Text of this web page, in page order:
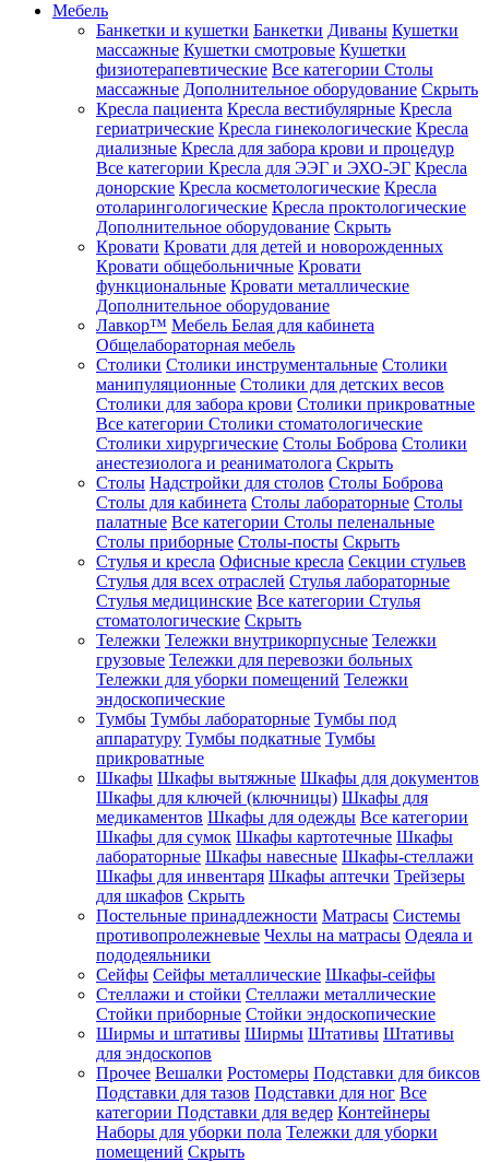
Мебель
Банкетки и кушетки Банкетки Диваны Кушетки
массажные Кушетки смотровые Кушетки
физиотерапевтические Все категории Столы
массажные Дополнительное оборудование Скрыть
Кресла пациента Кресла вестибулярные Кресла
гериатрические Кресла гинекологические Кресла
диализные Кресла для забора крови и процедур
Все категории Кресла для ЭЭГ и ЭХО-ЭГ Кресла
донорские Кресла косметологические Кресла
отоларингологические Кресла проктологические
Дополнительное оборудование Скрыть
Кровати Кровати для детей и новорожденных
Кровати общебольничные Кровати
функциональные Кровати металлические
Дополнительное оборудование
Лавкор™ Мебель Белая для кабинета
Общелабораторная мебель
Столики Столики инструментальные Столики
манипуляционные Столики для детских весов
Столики для забора крови Столики прикроватные
Все категории Столики стоматологические
Столики хирургические Столы Боброва Столики
анестезиолога и реаниматолога Скрыть
Столы Надстройки для столов Столы Боброва
Столы для кабинета Столы лабораторные Столы
палатные Все категории Столы пеленальные
Столы приборные Столы-посты Скрыть
Стулья и кресла Офисные кресла Секции стульев
Стулья для всех отраслей Стулья лабораторные
Стулья медицинские Все категории Стулья
стоматологические Скрыть
Тележки Тележки внутрикорпусные Тележки
грузовые Тележки для перевозки больных
Тележки для уборки помещений Тележки
эндоскопические
Тумбы Тумбы лабораторные Тумбы под
аппаратуру Тумбы подкатные Тумбы
прикроватные
Шкафы Шкафы вытяжные Шкафы для документов
Шкафы для ключей (ключницы) Шкафы для
медикаментов Шкафы для одежды Все категории
Шкафы для сумок Шкафы картотечные Шкафы
лабораторные Шкафы навесные Шкафы-стеллажи
Шкафы для инвентаря Шкафы аптечки Трейзеры
для шкафов Скрыть
Постельные принадлежности Матрасы Системы
противопролежневые Чехлы на матрасы Одеяла и
пододеяльники
Сейфы Сейфы металлические Шкафы-сейфы
Стеллажи и стойки Стеллажи металлические
Стойки приборные Стойки эндоскопические
Ширмы и штативы Ширмы Штативы Штативы
для эндоскопов
Прочее Вешалки Ростомеры Подставки для биксов
Подставки для тазов Подставки для ног Все
категории Подставки для ведер Контейнеры
Наборы для уборки пола Тележки для уборки
помещений Скрыть